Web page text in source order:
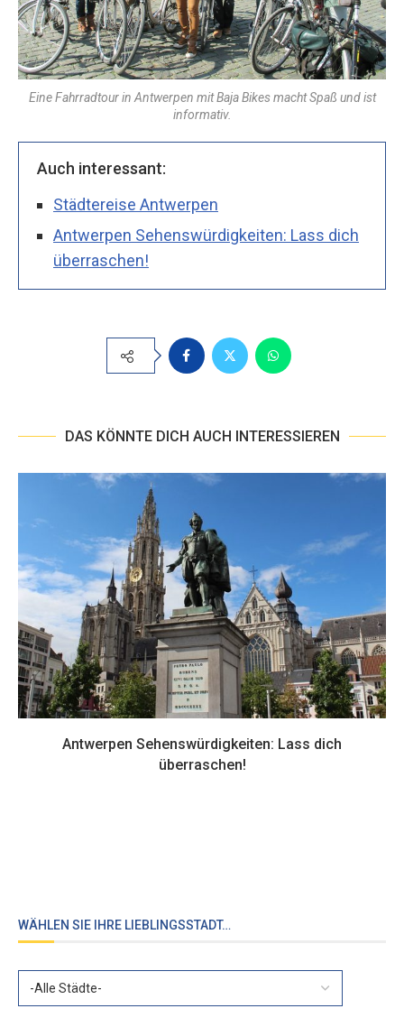
Eine Fahrradtour in Antwerpen mit Baja Bikes macht Spaß und ist
informativ.
Auch interessant:
Städtereise Antwerpen
Antwerpen Sehenswürdigkeiten: Lass dich
überraschen!
DAS KÖNNTE DICH AUCH INTERESSIEREN
Antwerpen Sehenswürdigkeiten: Lass dich
überraschen!
WÄHLEN SIE IHRE LIEBLINGSSTADT…